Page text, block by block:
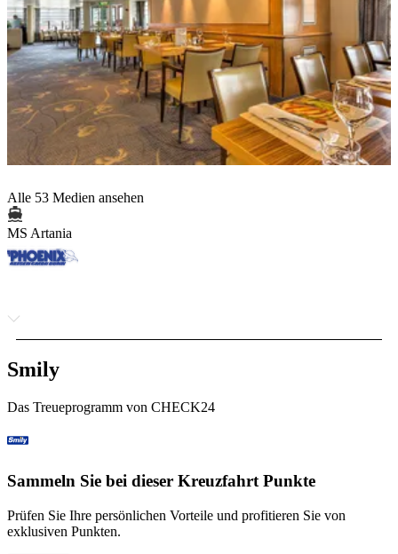
Alle 53 Medien ansehen
MS Artania
Smily
Das Treueprogramm von CHECK24
Sammeln Sie bei dieser Kreuzfahrt Punkte
Prüfen Sie Ihre persönlichen Vorteile und profitieren Sie von
exklusiven Punkten.